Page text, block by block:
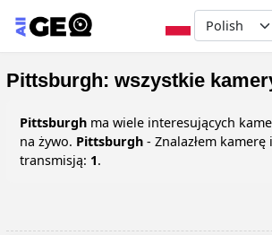
Przejdź do
Select
Pittsburgh: wszystkie
Pittsburgh ma wiele interesujących
na żywo. Pittsburgh - Znalazłem
transmisją: 1.